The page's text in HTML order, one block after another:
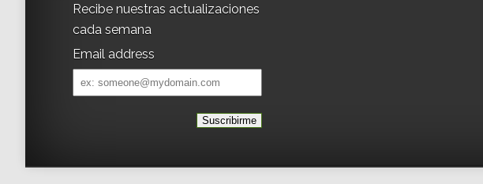
Recibe nuestras actualizaciones
cada semana
Email address
Email
address